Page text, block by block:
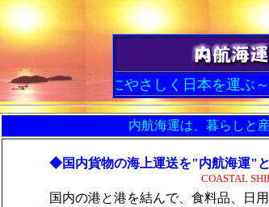
地球にやさしく日本を運ぶ～内航海運～
内航海運は、暮らしと
◆国内貨物の海上運送を"内航海運"
COASTAL
国内の港と港を結んで、食料品、日